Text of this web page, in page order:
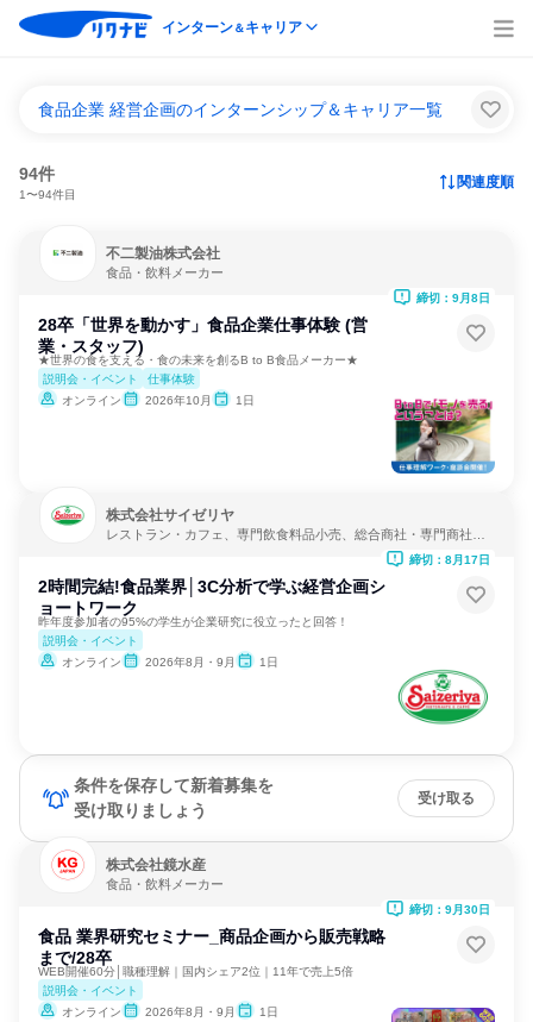
インターン＆キャリア
食品企業 経営企画のインターンシップ＆キャリア一覧
94件
1〜94件目
関連度順
不二製油株式会社
食品・飲料メーカー
28卒「世界を動かす」食品企業仕事体験 (営
業・スタッフ)
★世界の食を支える・食の未来を創るB to B食品メーカー★
説明会・イベント
仕事体験
オンライン
2026年10月 1日
締切：9月8日
株式会社サイゼリヤ
レストラン・カフェ、専門飲食料品小売、総合商社・専門商社・
2時間完結!食品業界│3C分析で学ぶ経営企画シ
ョートワーク
昨年度参加者の95%の学生が企業研究に役立ったと回答！
説明会・イベント
オンライン
2026年8月・9月 1日
締切：8月17日
条件を保存して新着募集を
受け取りましょう
受け取る
株式会社鏡水産
食品・飲料メーカー
食品 業界研究セミナー_商品企画から販売戦略
まで/28卒
WEB開催60分│職種理解｜国内シェア2位｜11年で売上5倍
説明会・イベント
オンライン
2026年8月・9月 1日
締切：9月30日